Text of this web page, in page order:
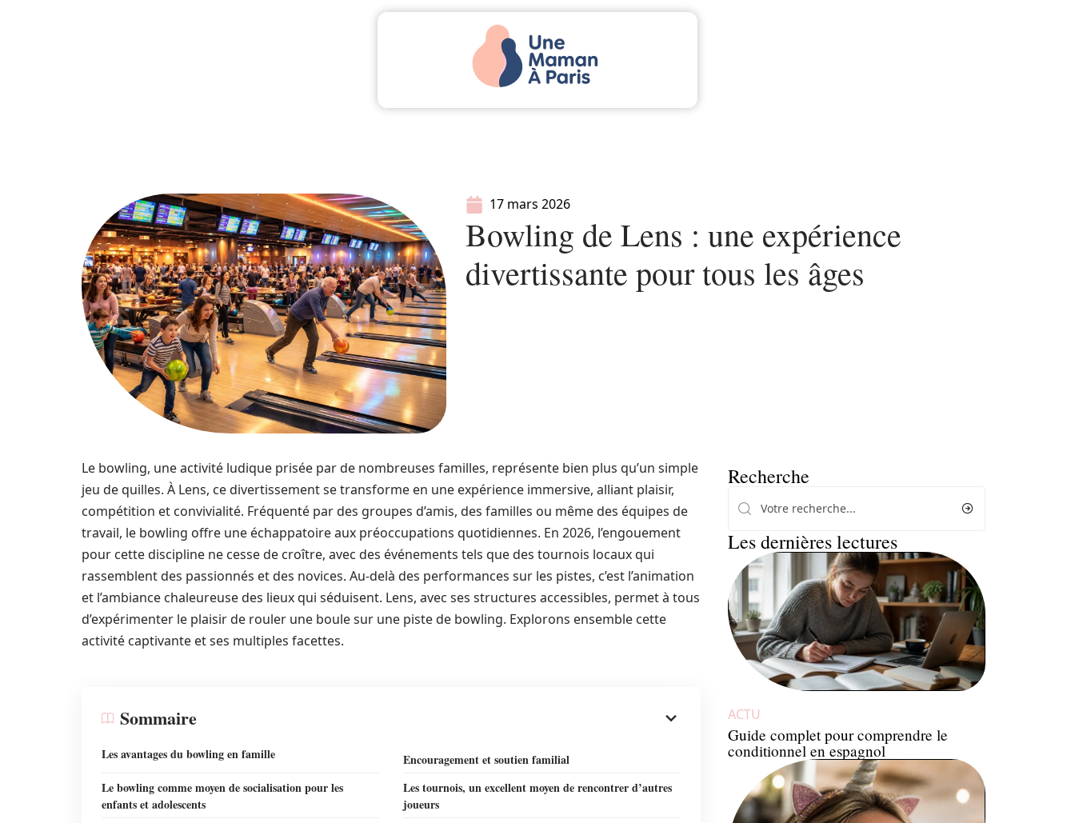
17 mars 2026
Bowling de Lens : une expérience
divertissante pour tous les âges
Le bowling, une activité ludique prisée par de nombreuses familles, représente bien plus qu’un simple
jeu de quilles. À Lens, ce divertissement se transforme en une expérience immersive, alliant plaisir,
compétition et convivialité. Fréquenté par des groupes d’amis, des familles ou même des équipes de
travail, le bowling offre une échappatoire aux préoccupations quotidiennes. En 2026, l’engouement
pour cette discipline ne cesse de croître, avec des événements tels que des tournois locaux qui
rassemblent des passionnés et des novices. Au-delà des performances sur les pistes, c’est l’animation
et l’ambiance chaleureuse des lieux qui séduisent. Lens, avec ses structures accessibles, permet à tous
d’expérimenter le plaisir de rouler une boule sur une piste de bowling. Explorons ensemble cette
activité captivante et ses multiples facettes.
Sommaire
Les avantages du bowling en famille
Encouragement et soutien familial
Le bowling comme moyen de socialisation pour les
enfants et adolescents
Les tournois, un excellent moyen de rencontrer d’autres
joueurs
Recherche
Les dernières lectures
ACTU
Guide complet pour comprendre le
conditionnel en espagnol